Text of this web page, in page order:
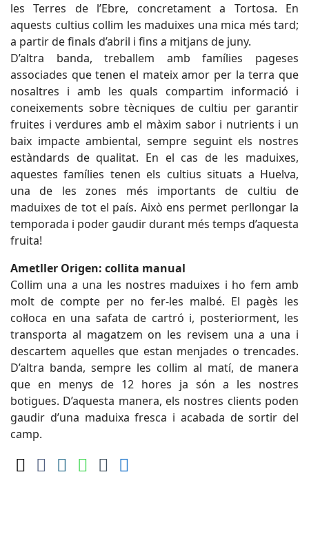
les Terres de l’Ebre, concretament a Tortosa. En
aquests cultius collim les maduixes una mica més tard;
a partir de finals d’abril i fins a mitjans de juny.
D’altra banda, treballem amb famílies pageses
associades que tenen el mateix amor per la terra que
nosaltres i amb les quals compartim informació i
coneixements sobre tècniques de cultiu per garantir
fruites i verdures amb el màxim sabor i nutrients i un
baix impacte ambiental, sempre seguint els nostres
estàndards de qualitat. En el cas de les maduixes,
aquestes famílies tenen els cultius situats a Huelva,
una de les zones més importants de cultiu de
maduixes de tot el país. Això ens permet perllongar la
temporada i poder gaudir durant més temps d’aquesta
fruita!
Ametller Origen: collita manual
Collim una a una les nostres maduixes i ho fem amb
molt de compte per no fer-les malbé. El pagès les
col·loca en una safata de cartró i, posteriorment, les
transporta al magatzem on les revisem una a una i
descartem aquelles que estan menjades o trencades.
D’altra banda, sempre les collim al matí, de manera
que en menys de 12 hores ja són a les nostres
botigues. D’aquesta manera, els nostres clients poden
gaudir d’una maduixa fresca i acabada de sortir del
camp.